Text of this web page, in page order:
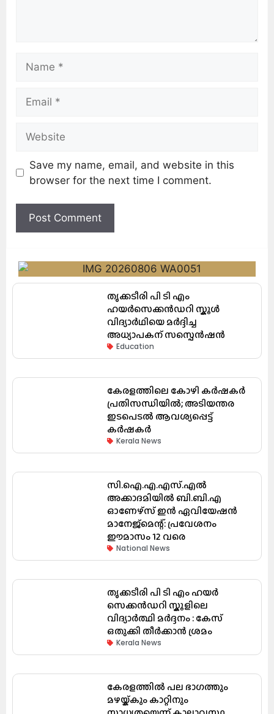
Save my name, email, and website in this
browser for the next time I comment.
തൃക്കടീരി പി ടി എം
ഹയർസെക്കൻഡറി സ്കൂൾ
വിദ്യാർഥിയെ മർദ്ദിച്ച
അധ്യാപകന് സസ്പെൻഷൻ
Education
കേരളത്തിലെ കോഴി കർഷകർ
പ്രതിസന്ധിയിൽ; അടിയന്തര
ഇടപെടൽ ആവശ്യപ്പെട്ട്
കർഷകർ
Kerala News
സി.ഐ.എ.എസ്.എൽ
അക്കാദമിയിൽ ബി.ബി.എ
ഓണേഴ്സ് ഇൻ ഏവിയേഷൻ
മാനേജ്മെന്റ്: പ്രവേശനം
ഈമാസം 12 വരെ
National News
തൃക്കടീരി പി ടി എം ഹയർ
സെക്കൻഡറി സ്കൂളിലെ
വിദ്യാർത്ഥി മർദ്ദനം : കേസ്
ഒതുക്കി തീർക്കാൻ ശ്രമം
Kerala News
കേരളത്തിൽ പല ഭാഗത്തും
മഴയ്ക്കും കാറ്റിനും